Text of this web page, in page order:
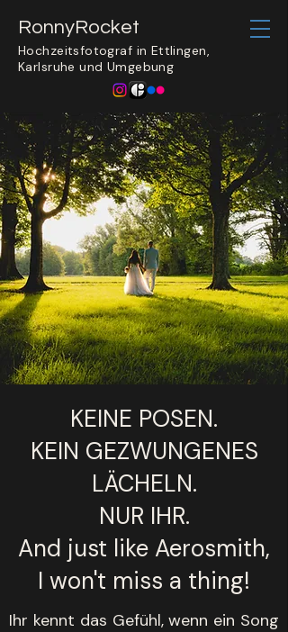
​RonnyRocket
Hochzeitsfotograf in Ettlingen,
Karlsruhe und Umgebung
KEINE POSEN.
KEIN GEZWUNGENES
LÄCHELN.
NUR IHR.
And just like Aerosmith,
I won't miss a thing!
Ihr kennt das Gefühl, wenn ein Song